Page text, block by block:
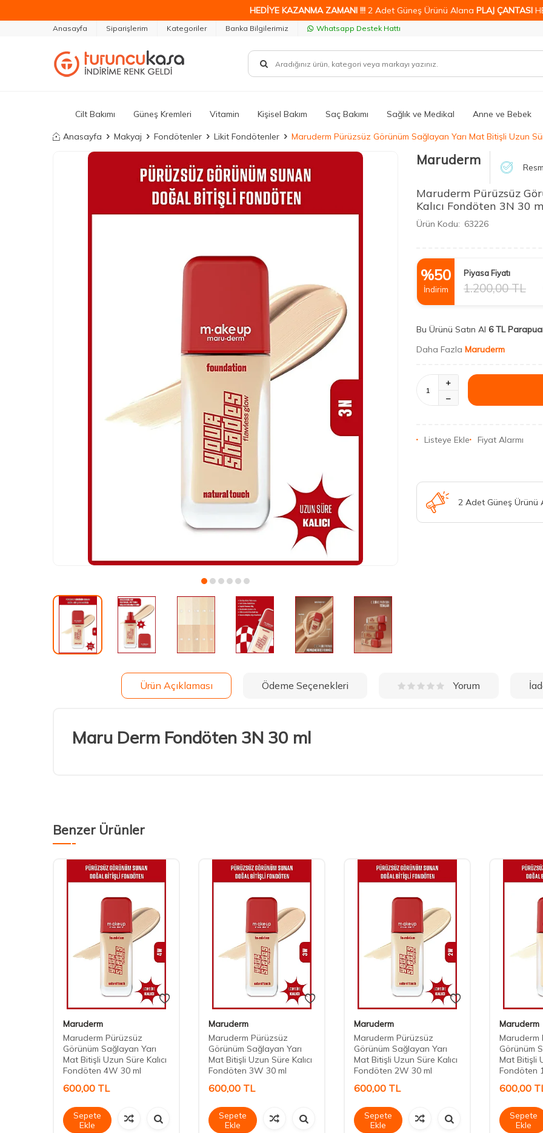
HEDİYE KAZANMA ZAMANI !!! 2 Adet Güneş Ürünü Alana PLAJ ÇANTASI
Anasayfa Siparişlerim Kategoriler Banka Bilgilerimiz Whatsapp Destek Hattı
Cilt Bakımı Güneş Kremleri Vitamin Kişisel Bakım Saç Bakımı Sağlık ve Medikal Anne ve Bebek
Anasayfa Makyaj Fondötenler Likit Fondötenler Maruderm Pürüzsüz Görünüm Sağlayan Yarı Mat Bitişli Uzun
Maruderm
Maruderm Pürüzsüz
Kalıcı Fondöten 3N 30
Ürün Kodu: 63226
%50
İndirim
Piyasa Fiyatı
1.200,00TL
Bu Ürünü Satın Al 6 TL
Daha Fazla Maruderm
Listeye Ekle Fiyat Alarmı
2 Adet Güneş Ürünü
Ürün Açıklaması Ödeme Seçenekleri Yorum
Maru Derm Fondöten 3N 30 ml
Benzer Ürünler
Maruderm
Maruderm Pürüzsüz
Görünüm Sağlayan Yarı
Mat Bitişli Uzun Süre Kalıcı
Fondöten 4W 30 ml
600,00 TL
Sepete
Ekle
Maruderm
Maruderm Pürüzsüz
Görünüm Sağlayan Yarı
Mat Bitişli Uzun Süre Kalıcı
Fondöten 3W 30 ml
600,00 TL
Sepete
Ekle
Maruderm
Maruderm Pürüzsüz
Görünüm Sağlayan Yarı
Mat Bitişli Uzun Süre Kalıcı
Fondöten 2W 30 ml
600,00 TL
Sepete
Ekle
Maruderm
Maruderm
Görünüm
Mat Bitişli
Fondöten
600,00
Sepete
Ekle